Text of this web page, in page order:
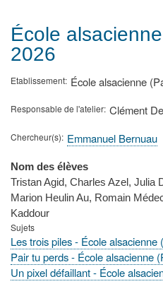
d'Ariane
École
2026
Etablissement École alsacienne
Responsable de l'atelier Clément
Chercheur(s) Emmanuel Bernuau
Nom des élèves
Tristan Agid, Charles Azel, Julia
Marion Heulin Au, Romain
Kaddour
Sujets
Les trois piles - École alsacienne
Pair tu perds - École alsacienne
Un pixel défaillant - École